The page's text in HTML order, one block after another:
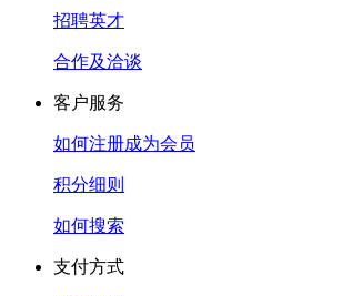
招聘英才
合作及洽谈
客户服务
如何注册成为会员
积分细则
如何搜索
支付方式